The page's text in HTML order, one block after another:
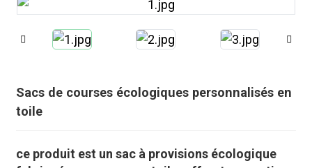
Sacs de courses écologiques personnalisés en
toile
ce produit est un sac à provisions écologique